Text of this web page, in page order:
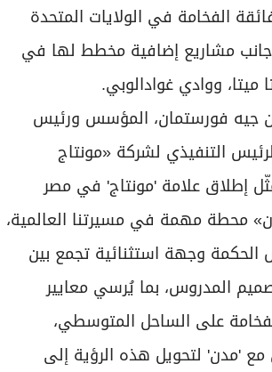
الفخامة في الولايات المتحدة
مشاريع إضافية مخطط لها في
ميتا، ووادي غوادالوبي.
جيه فورستمان، المؤسس ورئيس
التنفيذي لشركة «مونتاج
إطلاق علامة 'مونتاج' في مصر
محطة مهمة في مسيرتنا العالمية،
وجهة استثنائية تجمع بين
المدروس، بما يُرسي معايير
على الساحل المتوسطي،
مع 'مدن' لتحويل هذه الرؤية إلى